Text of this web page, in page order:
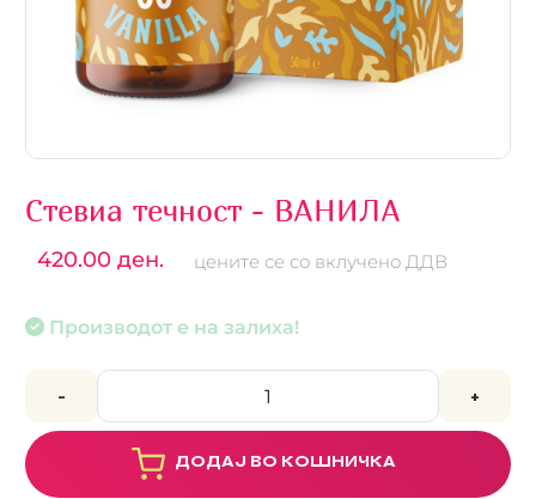
Стевиа течност - ВАНИЛА
420.00 ден. цените се со вклучено ДДВ
Производот е на залиха!
- +
ДОДАЈ ВО КОШНИЧКА